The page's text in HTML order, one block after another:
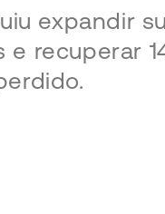
expandir
e recuperar